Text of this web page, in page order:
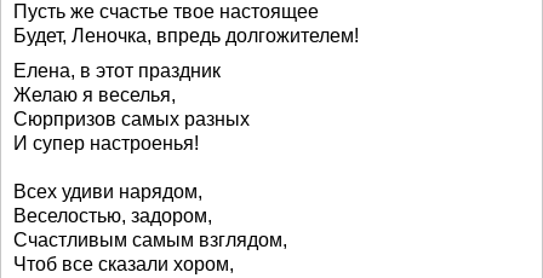
Пусть же счастье твое настоящее
Будет, Леночка, впредь долгожителем!
Елена, в этот праздник
Желаю я веселья,
Сюрпризов самых разных
И супер настроенья!
Всех удиви нарядом,
Веселостью, задором,
Счастливым самым взглядом,
Чтоб все сказали хором,